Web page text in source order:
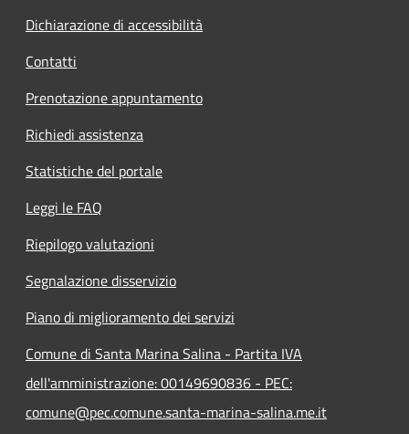
Dichiarazione di accessibilità
Contatti
Prenotazione appuntamento
Richiedi assistenza
Statistiche del portale
Leggi le FAQ
Riepilogo valutazioni
Segnalazione disservizio
Piano di miglioramento dei servizi
Comune di Santa Marina Salina - Partita IVA
dell'amministrazione: 00149690836 - PEC:
comune@pec.comune.santa-marina-salina.me.it